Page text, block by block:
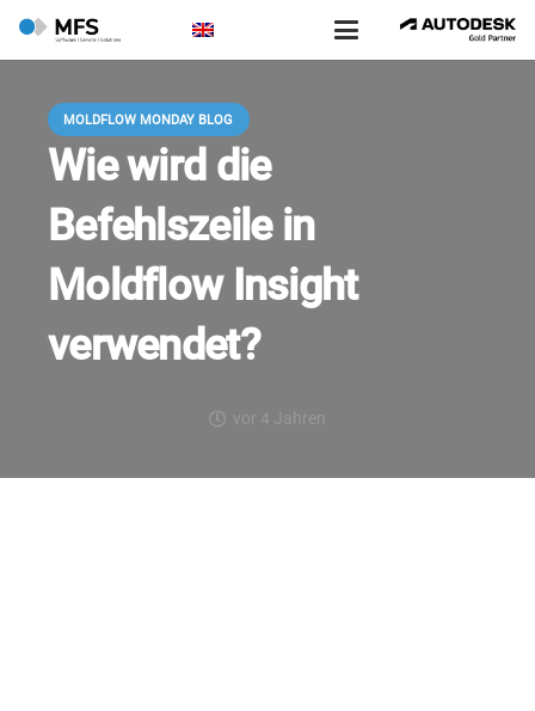
MOLDFLOW MONDAY BLOG
Wie wird die
Befehlszeile in
Moldflow Insight
verwendet?
vor 4 Jahren